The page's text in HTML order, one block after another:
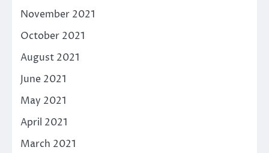
November 2021
October 2021
August 2021
June 2021
May 2021
April 2021
March 2021